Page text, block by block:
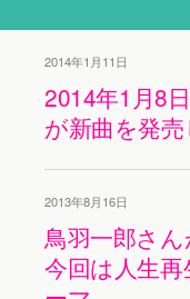
2014年1月11日
2014年1月8
が新曲を発売
2013年8月16日
鳥羽一郎さん
今回は人生